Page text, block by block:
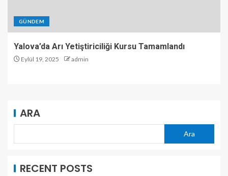
GÜNDEM
Yalova’da Arı Yetiştiriciliği Kursu Tamamlandı
Eylül 19, 2025 admin
ARA
Ara
RECENT POSTS